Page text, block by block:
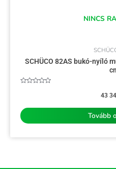
NINCS
SCHÜCO 82AS bukó-nyíló
43
Tovább